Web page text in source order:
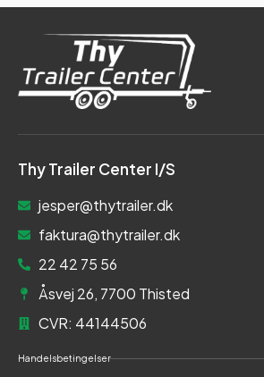
Thy Trailer Center I/S
jesper@thytrailer.dk
faktura@thytrailer.dk
22 42 75 56
Åsvej 26, 7700 Thisted
CVR: 44144506
Handelsbetingelser